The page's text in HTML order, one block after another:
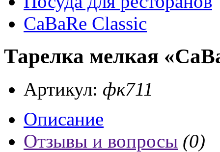
CaBaRe Classic
Тарелка мелкая
Артикул: фк711
Описание
Отзывы и вопросы (0)